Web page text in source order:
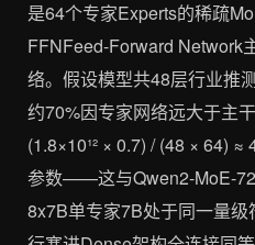
是64个专家Experts的稀疏
FFNFeed-Forward Network
络。假设模型共48层行业推
约70%因专家网络远大于主
(1.8×10¹² × 0.7) / (48 × 64)
参数——这与Qwen2-MoE-
8x7B单专家7B处于同一量